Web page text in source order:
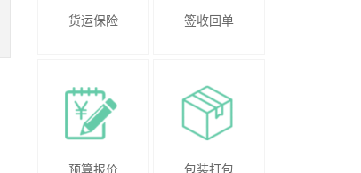
货运保险 签收回单
预算报价 包装打包